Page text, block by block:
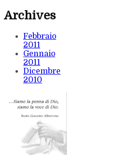
Archives
Febbraio
2011
Gennaio
2011
Dicembre
2010